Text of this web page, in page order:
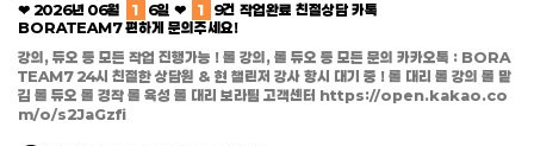
❤ 2026년 06월 1 6일 ❤ 1
9건 작업완료 친절상담 카톡
BORATEAM7 편하게 문의주세요!
강의, 듀오 등 모든 작업 진행가능 ! 롤 강의, 롤 듀오 등 모든 문의 카카오톡 : BORA
TEAM7 24시 친절한 상담원 & 현 챌린저 강사 항시 대기 중 ! 롤 대리 롤 강의 롤 맡
김 롤 듀오 롤 경작 롤 육성 롤 대리 보라팀 고객센터 https://open.kakao.co
m/o/s2JaGzfi